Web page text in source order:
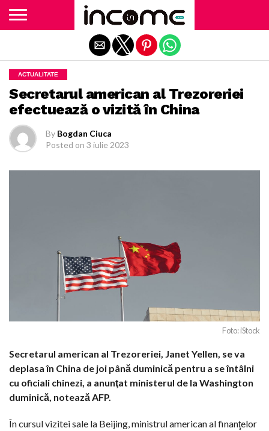
ACTUALITATE
Secretarul american al Trezoreriei
efectuează o vizită în China
By Bogdan Ciuca
Posted on 3 iulie 2023
Foto: iStock
Secretarul american al Trezoreriei, Janet Yellen, se va
deplasa în China de joi până duminică pentru a se întâlni
cu oficiali chinezi, a anunţat ministerul de la Washington
duminică, notează AFP.
În cursul vizitei sale la Beijing, ministrul american al finanţelor
Exit mobile version